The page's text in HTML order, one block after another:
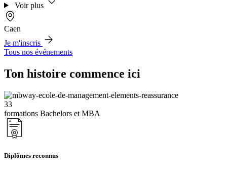
Voir plus
Caen
Je m'inscris
Tous nos événements
Ton histoire commence ici
33
formations Bachelors et MBA
Diplômes reconnus